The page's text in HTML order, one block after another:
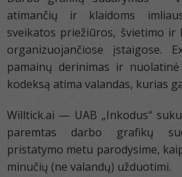
atimančių ir klaidoms
sveikatos priežiūros, švietimo ir
organizuojančiose įstaigose.
pamainų derinimas ir
kodeksą atima valandas, kurias
Willtick.ai — UAB „Inkodus“
paremtas darbo grafikų
pristatymo metu parodysime,
minučių (ne valandų) užduotimi.